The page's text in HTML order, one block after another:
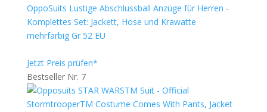
OppoSuits Lustige Abschlussball Anzüge für Herren -
Komplettes Set: Jackett, Hose und Krawatte
mehrfarbig Gr 52 EU
Jetzt Preis prüfen*
Bestseller Nr. 7